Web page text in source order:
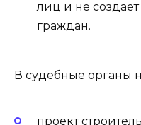
лиц и не
граждан.
В судебные органы
проект